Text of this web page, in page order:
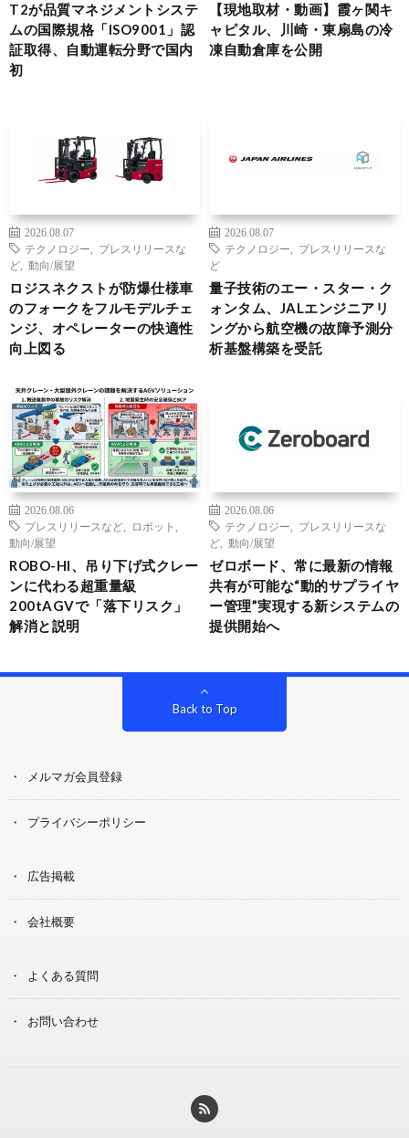
T2が品質マネジメントシステ
ムの国際規格「ISO9001」認
証取得、自動運転分野で国内
初
【現地取材・動画】霞ヶ関キ
ャピタル、川崎・東扇島の冷
凍自動倉庫を公開
2026.08.07
テクノロジー
プレスリリースな
ど
動向/展望
ロジスネクストが防爆仕様車
のフォークをフルモデルチェ
ンジ、オペレーターの快適性
向上図る
2026.08.07
テクノロジー
プレスリリースな
ど
量子技術のエー・スター・ク
ォンタム、JALエンジニアリ
ングから航空機の故障予測分
析基盤構築を受託
2026.08.06
プレスリリースなど
ロボット
動向/展望
ROBO-HI、吊り下げ式クレー
ンに代わる超重量級
200tAGVで「落下リスク」
解消と説明
2026.08.06
テクノロジー
プレスリリースな
ど
動向/展望
ゼロボード、常に最新の情報
共有が可能な“動的サプライヤ
ー管理”実現する新システムの
提供開始へ
Back to Top
メルマガ会員登録
プライバシーポリシー
広告掲載
会社概要
よくある質問
お問い合わせ